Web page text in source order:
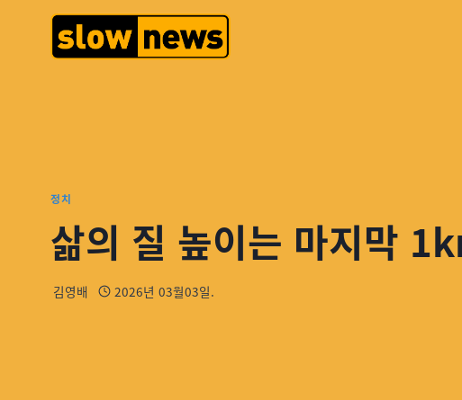
정치
삶의 질 높이는 마지막
김영배 2026년 03월03일.